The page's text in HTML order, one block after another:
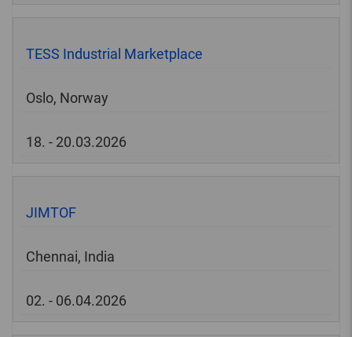
TESS Industrial Marketplace
Oslo, Norway
18. - 20.03.2026
JIMTOF
Chennai, India
02. - 06.04.2026